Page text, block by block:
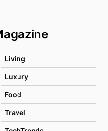
Living
Luxury
Food
Travel